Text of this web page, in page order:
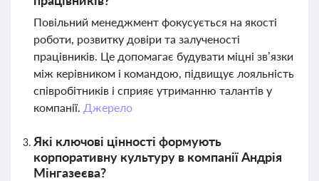
Повільний менеджмент фокусується на якості
роботи, розвитку довіри та залученості
працівників. Це допомагає будувати міцні зв’язки
між керівником і командою, підвищує лояльність
співробітників і сприяє утриманню талантів у
компанії. Джерело
Які ключові цінності формують
корпоративну культуру в компанії Андрія
Мінгазеєва?